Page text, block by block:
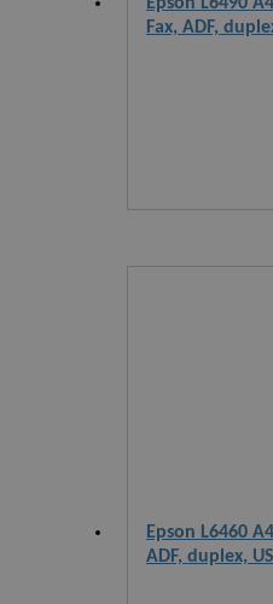
Epson L6490
Fax, ADF,
Epson L6460
ADF, duplex,